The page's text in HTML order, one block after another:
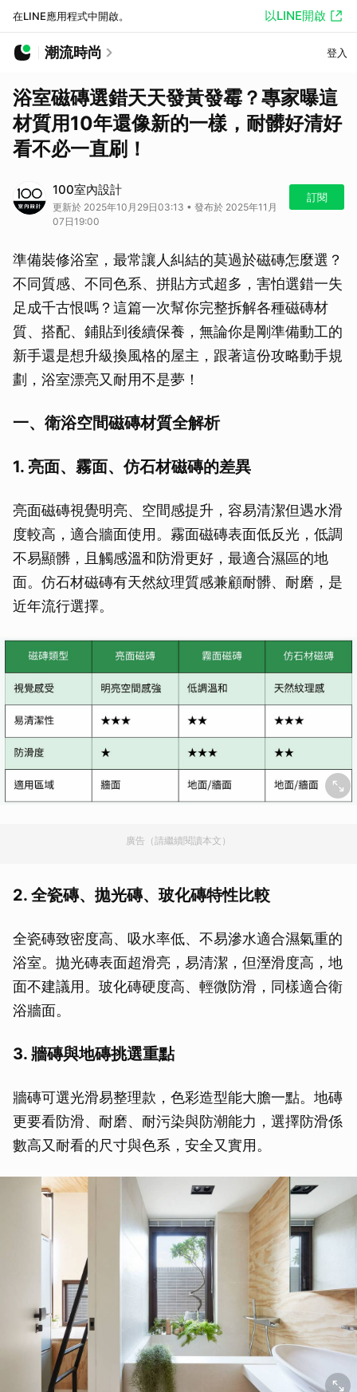
在LINE應用程式中開啟。 以LINE開啟
潮流時尚 登入
浴室磁磚選錯天天發黃發霉？專家曝這
材質用10年還像新的一樣，耐髒好清好
看不必一直刷！
100室內設計
更新於 2025年10月29日03:13 • 發布於 2025年11月
07日19:00
訂閱
準備裝修浴室，最常讓人糾結的莫過於磁磚怎麼選？
不同質感、不同色系、拼貼方式超多，害怕選錯一失
足成千古恨嗎？這篇一次幫你完整拆解各種磁磚材
質、搭配、鋪貼到後續保養，無論你是剛準備動工的
新手還是想升級換風格的屋主，跟著這份攻略動手規
劃，浴室漂亮又耐用不是夢！
一、衛浴空間磁磚材質全解析
1. 亮面、霧面、仿石材磁磚的差異
亮面磁磚視覺明亮、空間感提升，容易清潔但遇水滑
度較高，適合牆面使用。霧面磁磚表面低反光，低調
不易顯髒，且觸感溫和防滑更好，最適合濕區的地
面。仿石材磁磚有天然紋理質感兼顧耐髒、耐磨，是
近年流行選擇。
廣告（請繼續閱讀本文）
2. 全瓷磚、拋光磚、玻化磚特性比較
全瓷磚致密度高、吸水率低、不易滲水適合濕氣重的
浴室。拋光磚表面超滑亮，易清潔，但溼滑度高，地
面不建議用。玻化磚硬度高、輕微防滑，同樣適合衛
浴牆面。
3. 牆磚與地磚挑選重點
牆磚可選光滑易整理款，色彩造型能大膽一點。地磚
更要看防滑、耐磨、耐污染與防潮能力，選擇防滑係
數高又耐看的尺寸與色系，安全又實用。